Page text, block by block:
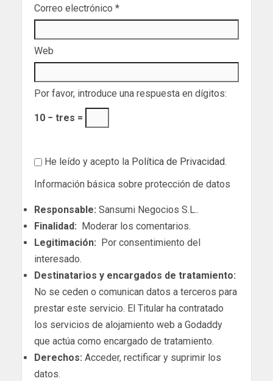
Correo electrónico *
Web
Por favor, introduce una respuesta en dígitos:
10 − tres =
He leído y acepto la Política de Privacidad.
Información básica sobre protección de datos
Responsable: Sansumi Negocios S.L..
Finalidad: Moderar los comentarios.
Legitimación: Por consentimiento del
interesado.
Destinatarios y encargados de tratamiento:
No se ceden o comunican datos a terceros para
prestar este servicio. El Titular ha contratado
los servicios de alojamiento web a Godaddy
que actúa como encargado de tratamiento.
Derechos: Acceder, rectificar y suprimir los
datos.